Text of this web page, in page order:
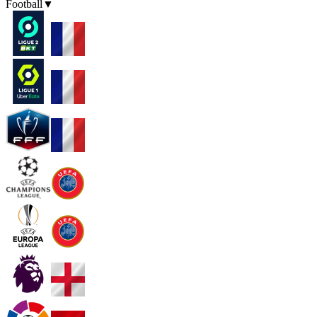
Football ▼